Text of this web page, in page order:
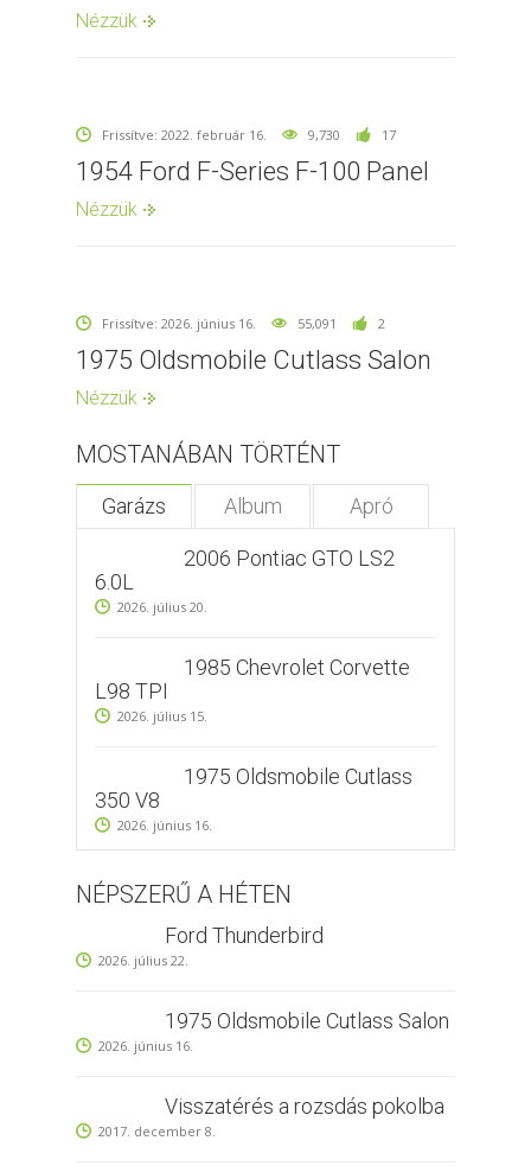
Nézzük
Frissítve: 2022. február 16. 9,730 17
1954 Ford F-Series F-100 Panel
Nézzük
Frissítve: 2026. június 16. 55,091 2
1975 Oldsmobile Cutlass Salon
Nézzük
MOSTANÁBAN TÖRTÉNT
Garázs Album Apró
2006 Pontiac GTO LS2
6.0L
2026. július 20.
1985 Chevrolet Corvette
L98 TPI
2026. július 15.
1975 Oldsmobile Cutlass
350 V8
2026. június 16.
NÉPSZERŰ A HÉTEN
Ford Thunderbird
2026. július 22.
1975 Oldsmobile Cutlass Salon
2026. június 16.
Visszatérés a rozsdás pokolba
2017. december 8.